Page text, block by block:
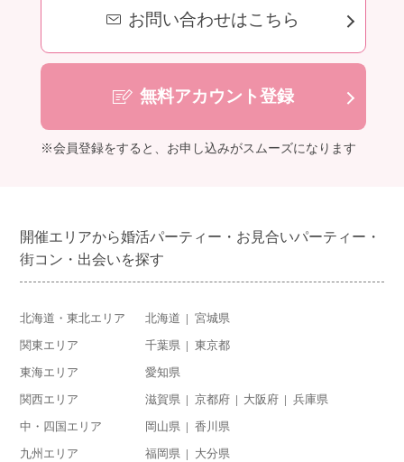
お問い合わせはこちら
無料アカウント登録
※会員登録をすると、お申し込みがスムーズになります
開催エリアから婚活パーティー・お見合いパーティー・
街コン・出会いを探す
北海道・東北エリア 北海道 宮城県
関東エリア 千葉県 東京都
東海エリア 愛知県
関西エリア 滋賀県 京都府 大阪府 兵庫県
中・四国エリア 岡山県 香川県
九州エリア 福岡県 大分県